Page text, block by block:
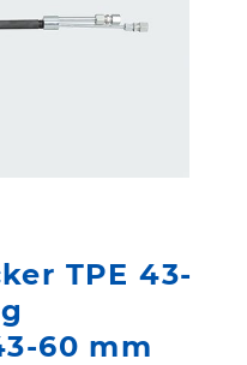
TPE 43-
60 mm